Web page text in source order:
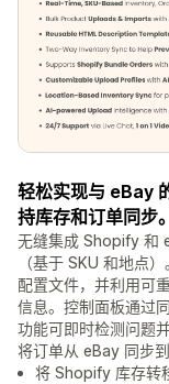
轻松实现与 eBay
持库存和订单同步。
无缝集成 Shopify 和
（基于 SKU 和地点
配置文件，并利用可
信息。控制面板通过
功能可即时检测问题
将订单从 eBay 同步
将 Shopify 库存转